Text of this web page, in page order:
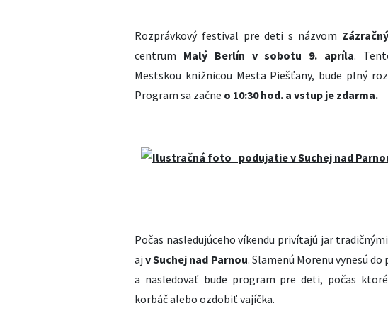
Rozprávkový festival pre deti s názvom
centrum Malý Berlín v sobotu 9. apríla.
Mestskou knižnicou Mesta Piešťany, bude plný
Program sa začne o 10:30 hod. a vstup je zdarma.
Počas nasledujúceho víkendu privítajú jar
ajv Suchej nad Parnou. Slamenú Morenu vynesú
a nasledovať bude program pre deti, počas
korbáč alebo ozdobiť vajíčka.